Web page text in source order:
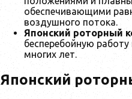
обеспечивающими
воздушного потока.
Японский роторный
бесперебойную
многих лет.
Японский